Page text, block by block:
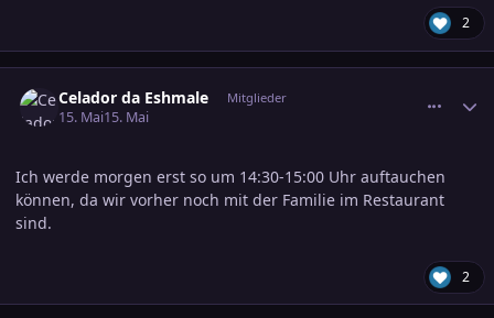
2
Celador da Eshmale Mitglieder
15. Mai15. Mai
Ich werde morgen erst so um 14:30-15:00 Uhr auftauchen
können, da wir vorher noch mit der Familie im Restaurant
sind.
2